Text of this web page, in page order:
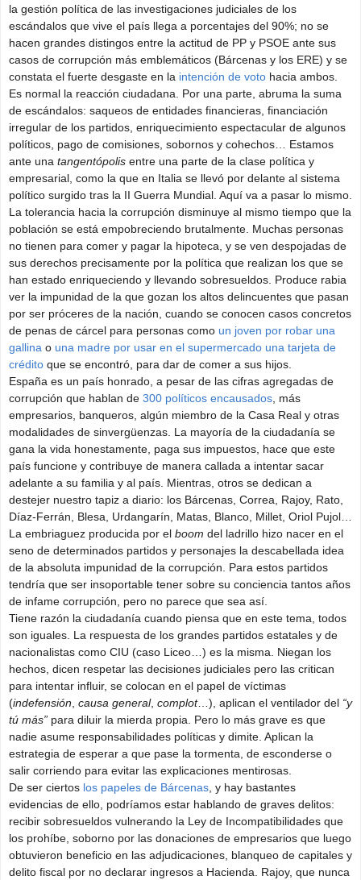
la gestión política de las investigaciones judiciales de los
escándalos que vive el país llega a porcentajes del 90%; no se
hacen grandes distingos entre la actitud de PP y PSOE ante sus
casos de corrupción más emblemáticos (Bárcenas y los ERE) y se
constata el fuerte desgaste en la intención de voto hacia ambos.
Es normal la reacción ciudadana. Por una parte, abruma la suma
de escándalos: saqueos de entidades financieras, financiación
irregular de los partidos, enriquecimiento espectacular de algunos
políticos, pago de comisiones, sobornos y cohechos… Estamos
ante una tangentópolis entre una parte de la clase política y
empresarial, como la que en Italia se llevó por delante al sistema
político surgido tras la II Guerra Mundial. Aquí va a pasar lo mismo.
La tolerancia hacia la corrupción disminuye al mismo tiempo que la
población se está empobreciendo brutalmente. Muchas personas
no tienen para comer y pagar la hipoteca, y se ven despojadas de
sus derechos precisamente por la política que realizan los que se
han estado enriqueciendo y llevando sobresueldos. Produce rabia
ver la impunidad de la que gozan los altos delincuentes que pasan
por ser próceres de la nación, cuando se conocen casos concretos
de penas de cárcel para personas como un joven por robar una
gallina o una madre por usar en el supermercado una tarjeta de
crédito que se encontró, para dar de comer a sus hijos.
España es un país honrado, a pesar de las cifras agregadas de
corrupción que hablan de 300 políticos encausados, más
empresarios, banqueros, algún miembro de la Casa Real y otras
modalidades de sinvergüenzas. La mayoría de la ciudadanía se
gana la vida honestamente, paga sus impuestos, hace que este
país funcione y contribuye de manera callada a intentar sacar
adelante a su familia y al país. Mientras, otros se dedican a
destejer nuestro tapiz a diario: los Bárcenas, Correa, Rajoy, Rato,
Díaz-Ferrán, Blesa, Urdangarín, Matas, Blanco, Millet, Oriol Pujol…
La embriaguez producida por el boom del ladrillo hizo nacer en el
seno de determinados partidos y personajes la descabellada idea
de la absoluta impunidad de la corrupción. Para estos partidos
tendría que ser insoportable tener sobre su conciencia tantos años
de infame corrupción, pero no parece que sea así.
Tiene razón la ciudadanía cuando piensa que en este tema, todos
son iguales. La respuesta de los grandes partidos estatales y de
nacionalistas como CIU (caso Liceo…) es la misma. Niegan los
hechos, dicen respetar las decisiones judiciales pero las critican
para intentar influir, se colocan en el papel de víctimas
(indefensión, causa general, complot…), aplican el ventilador del “y
tú más” para diluir la mierda propia. Pero lo más grave es que
nadie asume responsabilidades políticas y dimite. Aplican la
estrategia de esperar a que pase la tormenta, de esconderse o
salir corriendo para evitar las explicaciones mentirosas.
De ser ciertos los papeles de Bárcenas, y hay bastantes
evidencias de ello, podríamos estar hablando de graves delitos:
recibir sobresueldos vulnerando la Ley de Incompatibilidades que
los prohíbe, soborno por las donaciones de empresarios que luego
obtuvieron beneficio en las adjudicaciones, blanqueo de capitales y
delito fiscal por no declarar ingresos a Hacienda. Rajoy, que nunca